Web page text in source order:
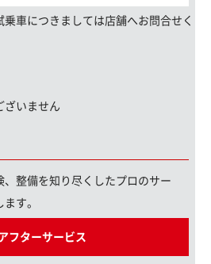
車につきましては店舗へお問合せく
ざいません
、整備を知り尽くしたプロのサー
す。
フターサービス